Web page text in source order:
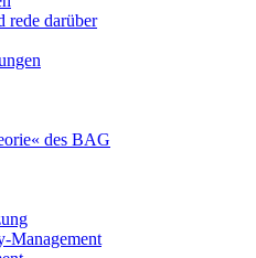
rede darüber
des BAG
Management